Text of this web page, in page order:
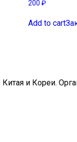
200₽
Add to cart
и Кореи.